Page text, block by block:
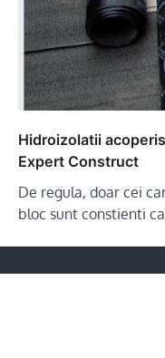
Hidroizolatii
Expert Construct
De regula, doar cei
bloc sunt constienti